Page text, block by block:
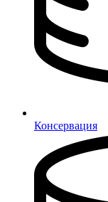
Консервация